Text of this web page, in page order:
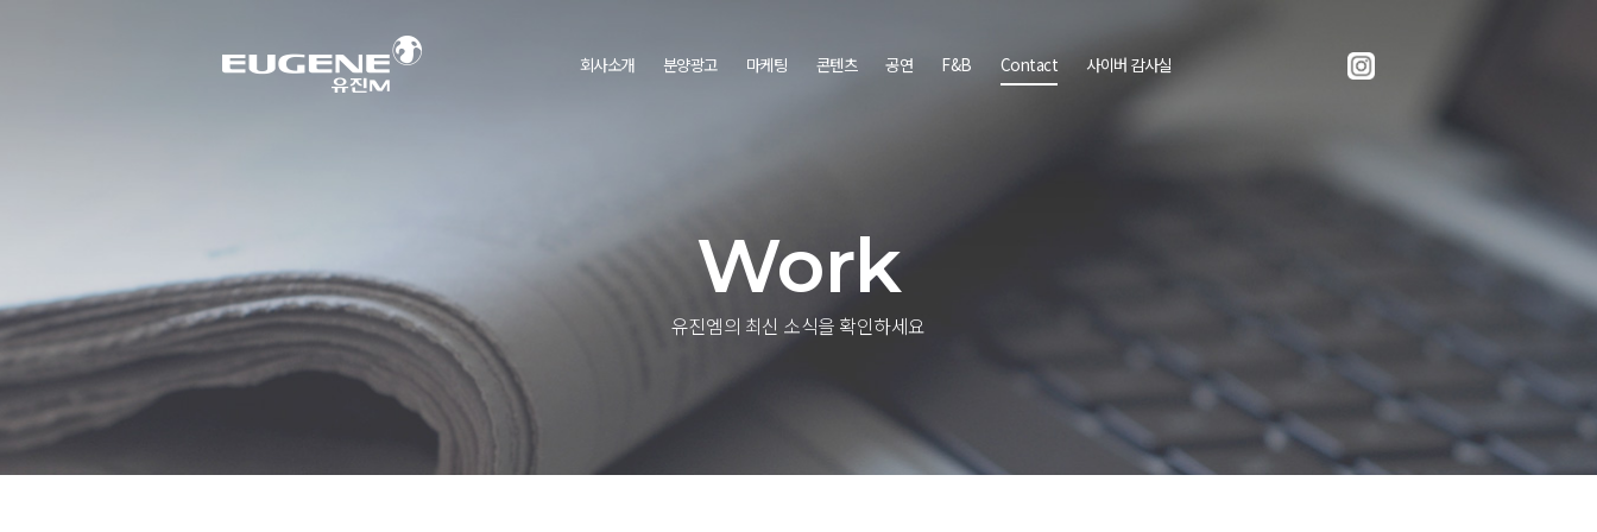
회사소개 분양광고 마케팅 콘텐츠 공연 F&B Contact 사이버 감사실
Work
유진엠의 최신 소식을 확인하세요